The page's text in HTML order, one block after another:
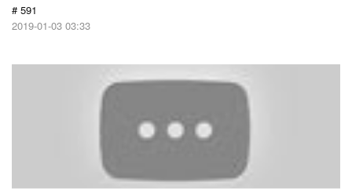
# 591
2019-01-03 03:33